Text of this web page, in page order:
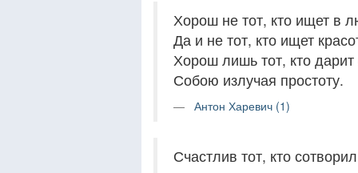
Хорош не тот, кто ищет в
Да и не тот, кто ищет
Хорош лишь тот, кто
Собою излучая простоту.
Антон Харевич (1)
Счастлив тот, кто